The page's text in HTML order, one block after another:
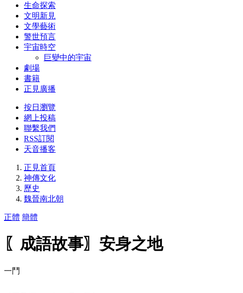
生命探索
文明新見
文學藝術
警世預言
宇宙時空
巨變中的宇宙
劇場
書籍
正見廣播
按日瀏覽
網上投稿
聯繫我們
RSS訂閱
天音播客
正見首頁
神傳文化
歷史
魏晉南北朝
正體 簡體
〖成語故事〗安身之地
一鬥